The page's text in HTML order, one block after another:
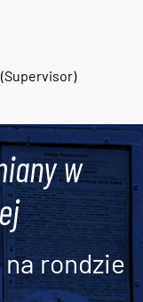
w
rondzie